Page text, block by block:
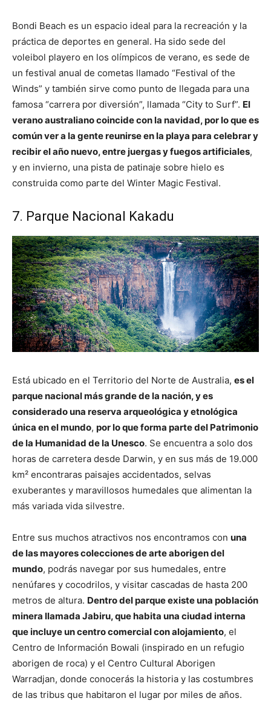
Bondi Beach es un espacio ideal para la recreación y la
práctica de deportes en general. Ha sido sede del
voleibol playero en los olímpicos de verano, es sede de
un festival anual de cometas llamado “Festival of the
Winds” y también sirve como punto de llegada para una
famosa “carrera por diversión”, llamada “City to Surf”. El
verano australiano coincide con la navidad, por lo que es
común ver a la gente reunirse en la playa para celebrar y
recibir el año nuevo, entre juergas y fuegos artificiales,
y en invierno, una pista de patinaje sobre hielo es
construida como parte del Winter Magic Festival.
7. Parque Nacional Kakadu
Está ubicado en el Territorio del Norte de Australia, es el
parque nacional más grande de la nación, y es
considerado una reserva arqueológica y etnológica
única en el mundo, por lo que forma parte del Patrimonio
de la Humanidad de la Unesco. Se encuentra a solo dos
horas de carretera desde Darwin, y en sus más de 19.000
km² encontraras paisajes accidentados, selvas
exuberantes y maravillosos humedales que alimentan la
más variada vida silvestre.
Entre sus muchos atractivos nos encontramos con una
de las mayores colecciones de arte aborigen del
mundo, podrás navegar por sus humedales, entre
nenúfares y cocodrilos, y visitar cascadas de hasta 200
metros de altura. Dentro del parque existe una población
minera llamada Jabiru, que habita una ciudad interna
que incluye un centro comercial con alojamiento, el
Centro de Información Bowali (inspirado en un refugio
aborigen de roca) y el Centro Cultural Aborigen
Warradjan, donde conocerás la historia y las costumbres
de las tribus que habitaron el lugar por miles de años.